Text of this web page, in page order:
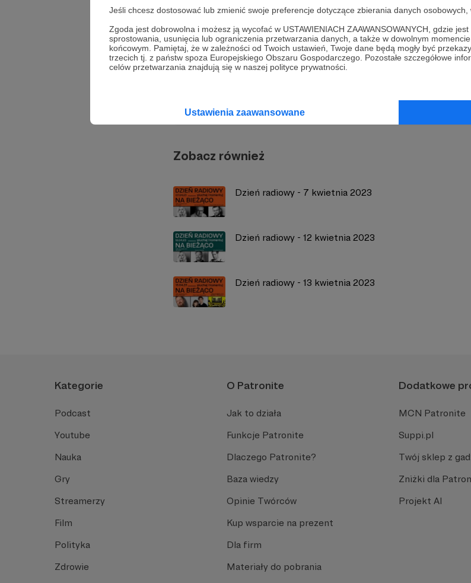
Jeśli chcesz dostosować lub zmienić swoje preferencje dotyczące zbierania danych osobowych,
Zgoda jest dobrowolna i możesz ją wycofać w USTAWIENIACH ZAAWANSOWANYCH, gdzie
sprostowania, usunięcia lub ograniczenia przetwarzania danych, a także w dowolnym
końcowym. Pamiętaj, że w zależności od Twoich ustawień, Twoje dane będą mogły być
trzecich tj. z państw spoza Europejskiego Obszaru Gospodarczego. Pozostałe szczegółowe
celów przetwarzania znajdują się w naszej polityce prywatności.
Ustawienia zaawansowane
post codzienny Dzień radiowy
Udostępnij
Zobacz również
Dzień radiowy - 7 kwietnia 2023
Dzień radiowy - 12 kwietnia 2023
Dzień radiowy - 13 kwietnia 2023
Kategorie
Podcast
Youtube
Nauka
Gry
Streamerzy
Film
Polityka
Zdrowie
O Patronite
Jak to działa
Funkcje Patronite
Dlaczego Patronite?
Baza wiedzy
Opinie Twórców
Kup wsparcie na prezent
Dla firm
Materiały do pobrania
Dodatkowe
MCN Patronite
Suppi.pl
Twój sklep z
Zniżki dla
Projekt AI